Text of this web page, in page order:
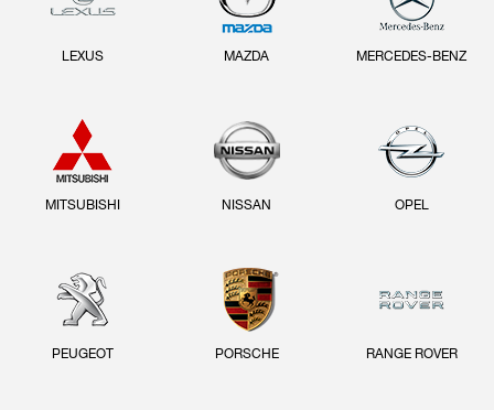
LEXUS MAZDA MERCEDES-BENZ
MITSUBISHI NISSAN OPEL
PEUGEOT PORSCHE RANGE ROVER